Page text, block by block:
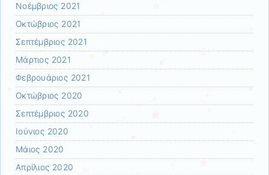
Νοέμβριος 2021
Οκτώβριος 2021
Σεπτέμβριος 2021
Μάρτιος 2021
Φεβρουάριος 2021
Οκτώβριος 2020
Σεπτέμβριος 2020
Ιούνιος 2020
Μάιος 2020
Απρίλιος 2020